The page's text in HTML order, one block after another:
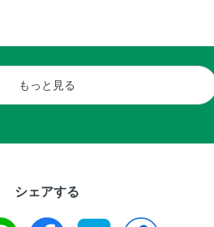
もっと見る
シェアする